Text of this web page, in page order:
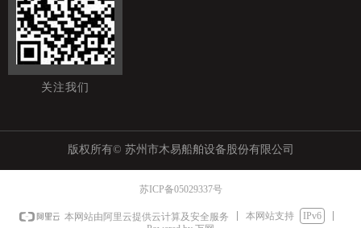
版权所有© 苏州市木易船舶设备股份有限公司
关注我们
苏ICP备05029337号
本网站由阿里云提供云计算及安全服务 本网站支持
IPv6